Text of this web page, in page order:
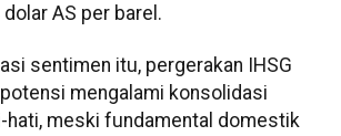
AS per barel.
sentimen itu, pergerakan IHSG
mengalami konsolidasi
hati, meski fundamental domestik